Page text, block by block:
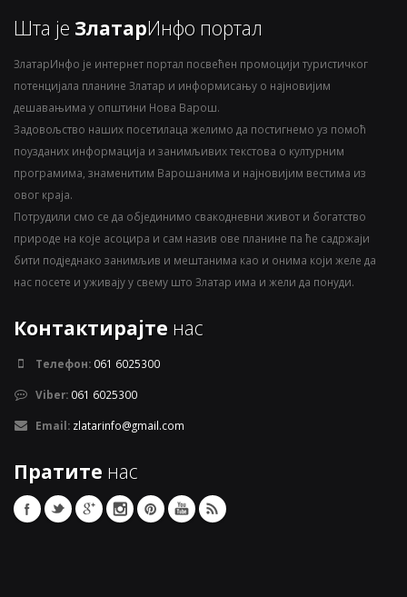
Шта је ЗлатарИнфо портал
ЗлатарИнфо је интернет портал посвећен промоцији туристичког
потенцијала планине Златар и информисању о најновијим
дешавањима у општини Нова Варош.
Задовољство наших посетилаца желимо да постигнемо уз помоћ
поузданих информација и занимљивих текстова о културним
програмима, знаменитим Варошанима и најновијим вестима из
овог краја.
Потрудили смо се да објединимо свакодневни живот и богатство
природе на које асоцира и сам назив ове планине па ће садржаји
бити подједнако занимљив и мештанима као и онима који желе да
нас посете и уживају у свему што Златар има и жели да понуди.
Контактирајте нас
Телефон: 061 6025300
Viber: 061 6025300
Email: zlatarinfo@gmail.com
Пратите нас